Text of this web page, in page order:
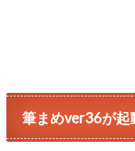
筆まめver36が起